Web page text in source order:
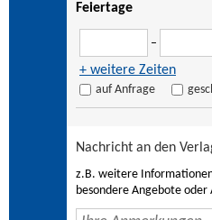
Feiertage
–
+ weitere Zeiten
auf Anfrage
Nachricht an den
z.B. weitere
besondere Angebote oder